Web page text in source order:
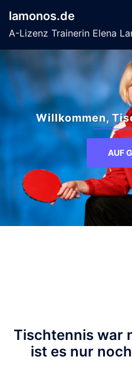
Inhalt
springen
lamonos.de
A-Lizenz Trainerin Elena
Willkommen,
AUF
AUF
Tischtennis war
ist es nur